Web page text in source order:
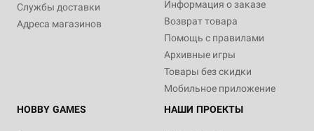
Службы доставки
Адреса магазинов
Информация о заказе
Возврат товара
Помощь с правилами
Архивные игры
Товары без скидки
Мобильное приложение
HOBBY GAMES
НАШИ ПРОЕКТЫ